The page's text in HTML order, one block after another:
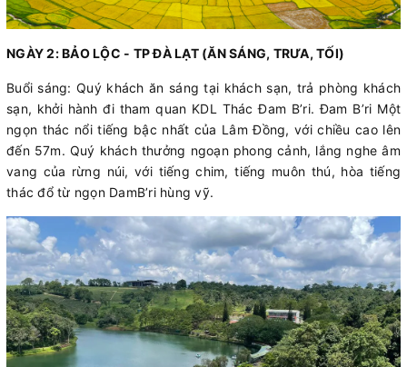
NGÀY 2: BẢO LỘC - TP ĐÀ LẠT (ĂN SÁNG, TRƯA, TỐI)
Buổi sáng: Quý khách ăn sáng tại khách sạn, trả phòng khách
sạn, khởi hành đi tham quan KDL Thác Đam B’ri. Đam B’ri Một
ngọn thác nổi tiếng bậc nhất của Lâm Đồng, với chiều cao lên
đến 57m. Quý khách thưởng ngoạn phong cảnh, lắng nghe âm
vang của rừng núi, với tiếng chim, tiếng muôn thú, hòa tiếng
thác đổ từ ngọn DamB’ri hùng vỹ.